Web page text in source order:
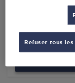
CARREFOUR
CHEMIN DE
Refuser tous les